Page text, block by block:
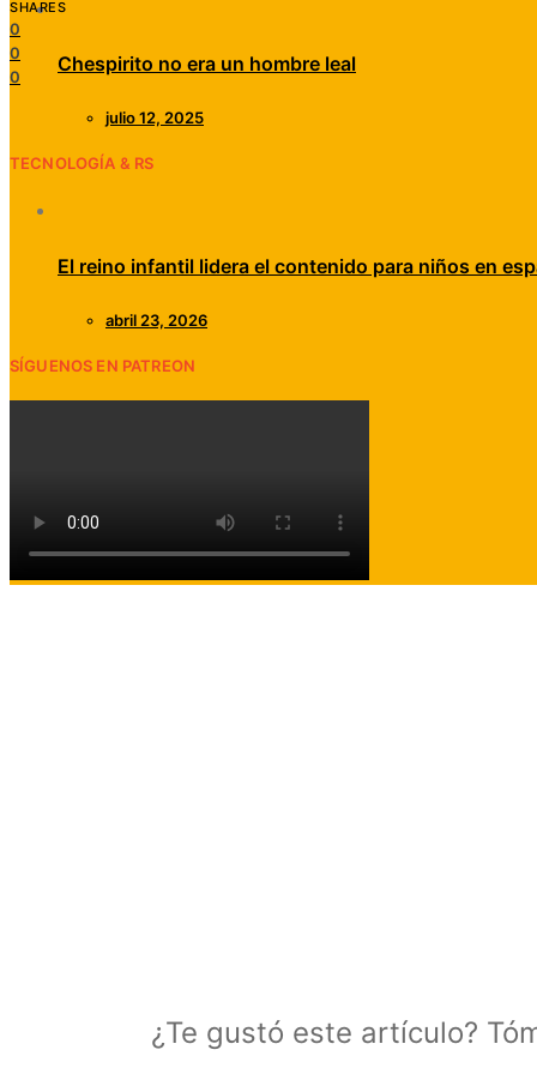
Chespirito no era un hombre leal
julio 12, 2025
TECNOLOGÍA & RS
El reino infantil lidera el contenido para niños en
abril 23, 2026
SÍGUENOS EN PATREON
SHARES
0
0
0
¿Te gustó este artículo?